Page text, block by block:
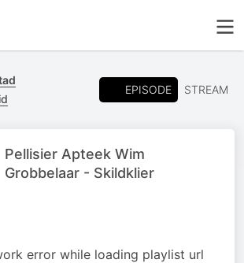
EPISODE STREAM
Pellisier Apteek Wim
Grobbelaar - Skildklier
error while loading playlist url